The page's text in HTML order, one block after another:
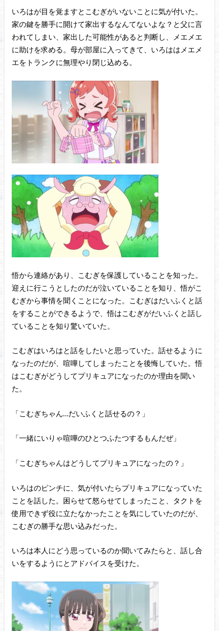
いろはが目を覚ますとこむぎがいないことに気が付いた。
家の鍵を勝手に開けて家出するなんてないよな？と父に言
われてしまい、家出した可能性があると判断し、メエメエ
に助けを求める。母が部屋に入ってきて、いろははメエメ
エをトランクに無理やり閉じ込める。
悟から連絡があり、こむぎを保護していることを知った。
迎えに行こうとしたのだが泣いていることを知り、悟がこ
むぎから事情を聞くことになった。こむぎはだいふくと話
をすることができるようで、悟はこむぎがだいふくと話し
ていることを知り驚いていた。
こむぎはいろはと話をしたいと思っていた。話せるように
なったのだが、喧嘩してしまったことを後悔していた。悟
はこむぎがどうしてプリキュアになったのか理由を聞い
た。
「こむぎちゃん…だいふくと話せるの？」
「一緒にいりゃ喧嘩のひとつふたつするもんだぜ」
「こむぎちゃんはどうしてプリキュアになったの？」
いろはのピンチに、気が付いたらプリキュアになっていた
ことを話した。困らせて怒らせてしまったこと、タクトを
使用できず役に立たなかったことを気にしていたのだが、
こむぎの勝手な思い込みだった。
いろは本人にどう思っているのか聞いてみたらと、話し合
いをするようにとアドバイスを受けた。